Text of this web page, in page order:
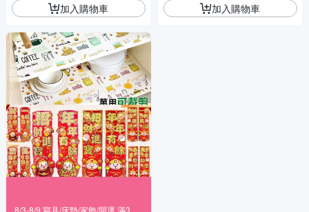
加入購物車 加入購物車